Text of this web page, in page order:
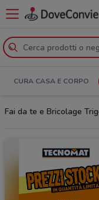
CURA CASA E CORPO
Fai da te e Bricolage